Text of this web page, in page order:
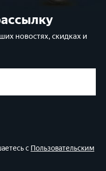
новостях, скидках и
с Пользовательским